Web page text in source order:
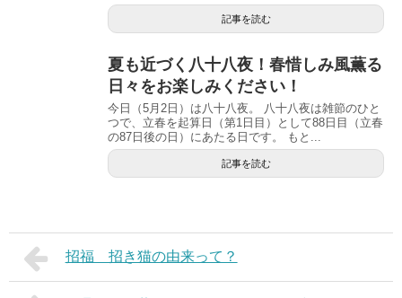
記事を読む
夏も近づく八十八夜！春惜しみ風薫る
日々をお楽しみください！
今日（5月2日）は八十八夜。 八十八夜は雑節のひと
つで、立春を起算日（第1日目）として88日目（立春
の87日後の日）にあたる日です。 もと...
記事を読む
招福 招き猫の由来って？